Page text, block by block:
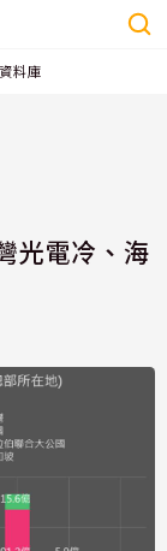
資料庫
光電冷、海